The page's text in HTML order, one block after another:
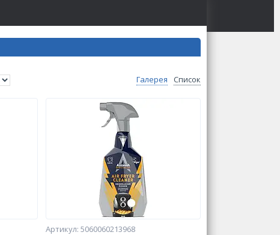
Галерея Список
5060060213968